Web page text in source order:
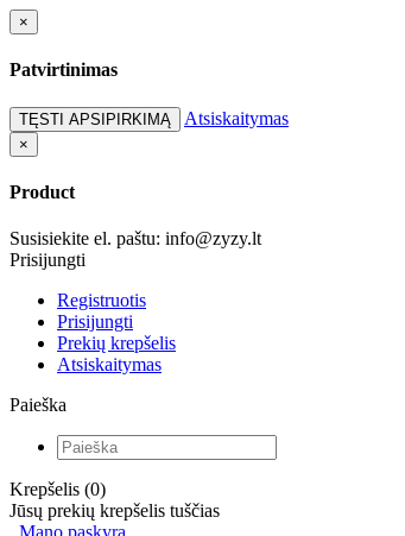
×
Patvirtinimas
TĘSTI APSIPIRKIMĄ Atsiskaitymas
×
Product
Susisiekite el. paštu: info@zyzy.lt
Prisijungti
Registruotis
Prisijungti
Prekių krepšelis
Atsiskaitymas
Paieška
Krepšelis (0)
Jūsų prekių krepšelis tuščias
Mano paskyra